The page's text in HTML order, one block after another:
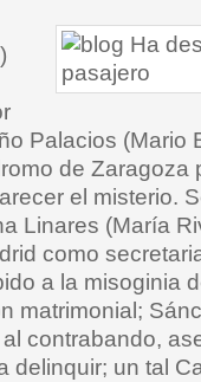
Palacios (Mario
de Zaragoza
el misterio.
Linares (María
como
a la misoginia
matrimonial;
contrabando,
delinquir; un tal